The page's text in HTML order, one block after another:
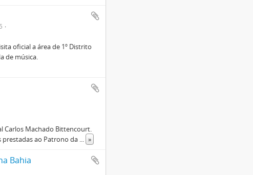
oficial a área de 1º Distrito
de música.
Carlos Machado Bittencourt.
prestadas ao Patrono da ... »
Bahia